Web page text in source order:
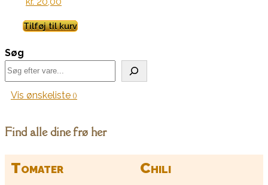
Tilføj til kurv
Søg
Vis ønskeliste
Find alle dine frø her
Tomater
Chili